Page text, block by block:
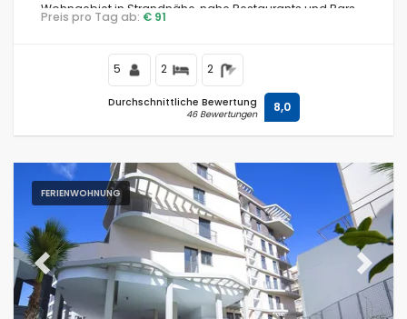
Wohngebiet in Strandnähe, nahe Restaurants und Bars,
Geschäften und Supermärkten, und ist nur 25 m vom
Preis pro Tag ab: € 91
5 2 2
Durchschnittliche Bewertung
46 Bewertungen 8,0
FERIENWOHNUNG
Previous Next